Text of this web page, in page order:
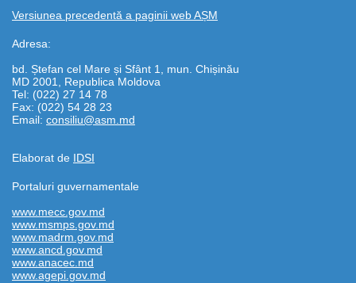
Versiunea precedentă a paginii web AȘM
Adresa:
bd. Ștefan cel Mare și Sfânt 1, mun. Chișinău
MD 2001, Republica Moldova
Tel: (022) 27 14 78
Fax: (022) 54 28 23
Email: consiliu@asm.md
Elaborat de IDSI
Portaluri guvernamentale
www.mecc.gov.md
www.msmps.gov.md
www.madrm.gov.md
www.ancd.gov.md
www.anacec.md
www.agepi.gov.md